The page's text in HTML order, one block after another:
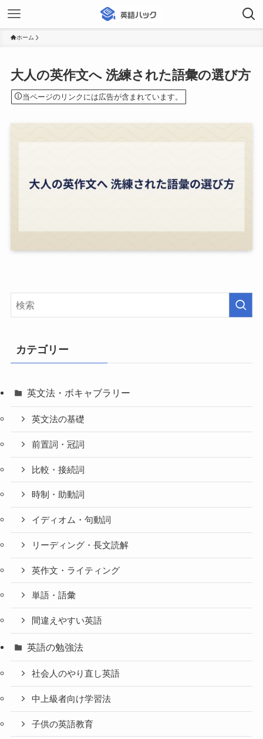
ホーム
大人の英作文へ 洗練された語彙の選び方
当ページのリンクには広告が含まれています。
カテゴリー
英文法・ボキャブラリー
英文法の基礎
前置詞・冠詞
比較・接続詞
時制・助動詞
イディオム・句動詞
リーディング・長文読解
英作文・ライティング
単語・語彙
間違えやすい英語
英語の勉強法
社会人のやり直し英語
中上級者向け学習法
子供の英語教育